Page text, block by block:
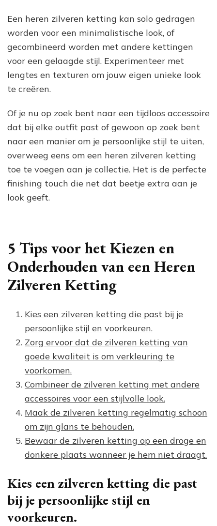
Een heren zilveren ketting kan solo gedragen
worden voor een minimalistische look, of
gecombineerd worden met andere kettingen
voor een gelaagde stijl. Experimenteer met
lengtes en texturen om jouw eigen unieke look
te creëren.
Of je nu op zoek bent naar een tijdloos accessoire
dat bij elke outfit past of gewoon op zoek bent
naar een manier om je persoonlijke stijl te uiten,
overweeg eens om een heren zilveren ketting
toe te voegen aan je collectie. Het is de perfecte
finishing touch die net dat beetje extra aan je
look geeft.
5 Tips voor het Kiezen en
Onderhouden van een Heren
Zilveren Ketting
Kies een zilveren ketting die past bij je
persoonlijke stijl en voorkeuren.
Zorg ervoor dat de zilveren ketting van
goede kwaliteit is om verkleuring te
voorkomen.
Combineer de zilveren ketting met andere
accessoires voor een stijlvolle look.
Maak de zilveren ketting regelmatig schoon
om zijn glans te behouden.
Bewaar de zilveren ketting op een droge en
donkere plaats wanneer je hem niet draagt.
Kies een zilveren ketting die past
bij je persoonlijke stijl en
voorkeuren.